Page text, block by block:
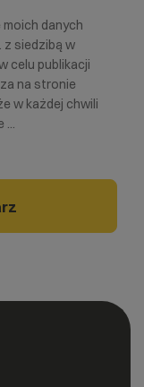
danych
z siedzibą w
celu publikacji
na stronie
w każdej chwili
...